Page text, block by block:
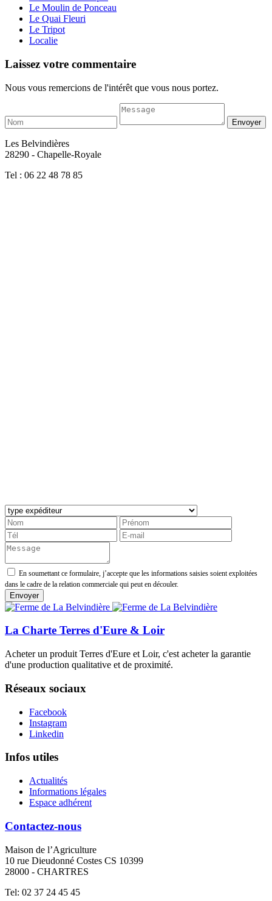
Le Moulin de Ponceau
Le Quai Fleuri
Le Tripot
Localie
Laissez votre commentaire
Nous vous remercions de l'intérêt que vous nous portez.
Les Belvindières
28290 - Chapelle-Royale
Tel : 06 22 48 78 85
En soumettant ce formulaire, j’accepte que les informations saisies soient exploitées
dans le cadre de la relation commerciale qui peut en découler.
La Charte Terres d'Eure & Loir
Acheter un produit Terres d'Eure et Loir, c'est acheter la garantie
d'une production qualitative et de proximité.
Réseaux sociaux
Facebook
Instagram
Linkedin
Infos utiles
Actualités
Informations légales
Espace adhérent
Contactez-nous
Maison de l’Agriculture
10 rue Dieudonné Costes CS 10399
28000 - CHARTRES
Tel: 02 37 24 45 45